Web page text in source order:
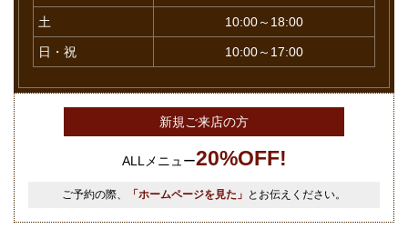
土 10:00～18:00
日・祝 10:00～17:00
新規ご来店の方
ALLメニュー20%OFF!
ご予約の際、 「ホームページを見た」 とお伝えください。